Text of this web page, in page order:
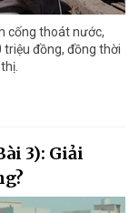
cống thoát nước,
đồng, đồng thời
3): Giải